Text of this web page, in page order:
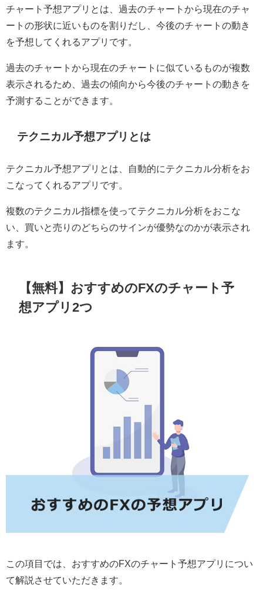
チャート予想アプリとは、過去のチャートから現在のチャ
ートの形状に近いものを割りだし、今後のチャートの動き
を予想してくれるアプリです。
過去のチャートから現在のチャートに似ているものが複数
表示されるため、過去の傾向から今後のチャートの動きを
予測することができます。
テクニカル予想アプリとは
テクニカル予想アプリとは、自動的にテクニカル分析をお
こなってくれるアプリです。
複数のテクニカル指標を使ってテクニカル分析をおこな
い、買いと売りのどちらのサインが優勢なのかが表示され
ます。
【無料】おすすめのFXのチャート予
想アプリ2つ
この項目では、おすすめのFXのチャート予想アプリについ
て解説させていただきます。